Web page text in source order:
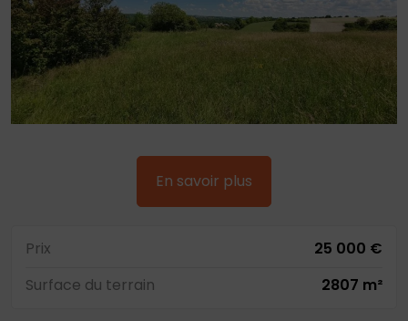
En savoir plus
Prix
25 000 €
Surface du terrain
2807 m²